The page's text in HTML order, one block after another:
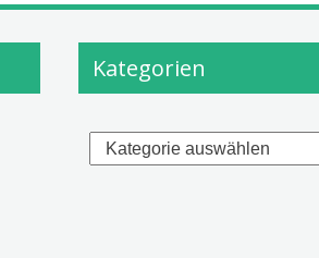
Kategorien
Kategorien